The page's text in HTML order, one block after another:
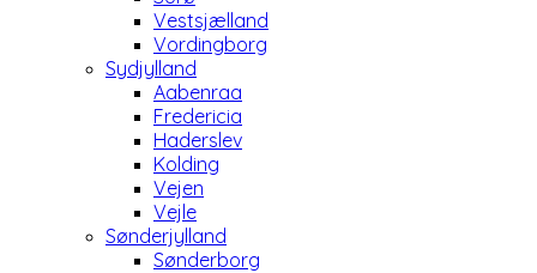
Vestsjælland
Vordingborg
Sydjylland
Aabenraa
Fredericia
Haderslev
Kolding
Vejen
Vejle
Sønderjylland
Sønderborg